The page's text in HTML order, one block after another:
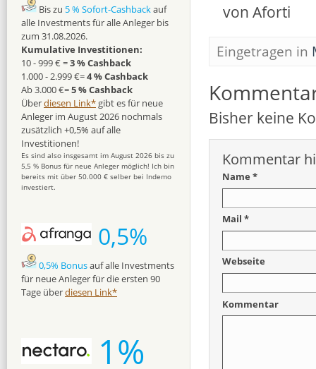
von Aforti
Eingetragen in
Bisher keine
Kommentar
Name *
Mail *
Webseite
Kommentar
Bis zu 5 % Sofort-Cashbackauf
alle Investments für alle Anleger bis
zum 31.08.2026.
Kumulative Investitionen:
10 - 999 € =3 % Cashback
1.000 - 2.999 €=4 % Cashback
Ab 3.000 €=5 % Cashback
Überdiesen Link* gibt es für neue
Anleger im August 2026 nochmals
zusätzlich +0,5% auf alle
Investitionen!
Es sind also insgesamt im August 2026 bis zu
5,5 % Bonus für neue Anleger möglich! Ich bin
bereits mit über 50.000 € selber bei Indemo
investiert.
0,5%
0,5% Bonusauf alle Investments
für neue Anleger für die ersten 90
Tage überdiesen Link*
1%